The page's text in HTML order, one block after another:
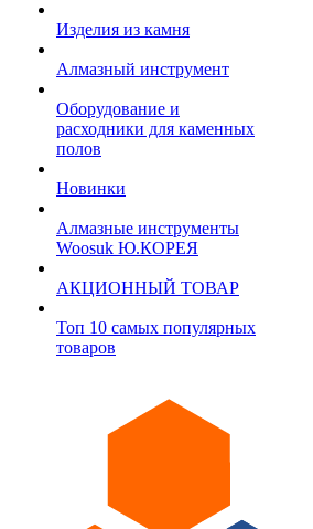
Изделия из камня
Алмазный инструмент
Оборудование и
расходники для каменных
полов
Новинки
Алмазные инструменты
Woosuk Ю.КОРЕЯ
АКЦИОННЫЙ ТОВАР
Топ 10 самых популярных
товаров